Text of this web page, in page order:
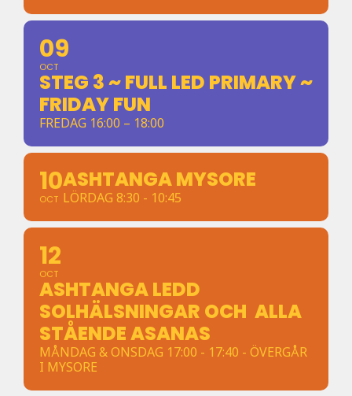
09
OCT
STEG 3 ~ FULL LED PRIMARY ~
FRIDAY FUN
FREDAG 16:00 – 18:00
10
OCT
ASHTANGA MYSORE
LÖRDAG 8:30 - 10:45
12
OCT
ASHTANGA LEDD
SOLHÄLSNINGAR OCH ALLA
STÅENDE ASANAS
MÅNDAG & ONSDAG 17:00 - 17:40 - ÖVERGÅR
I MYSORE